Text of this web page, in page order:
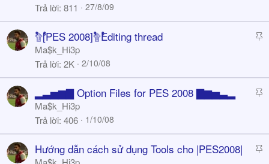
c
k
Trả lời 811 27/8/09
S
c
k
ﱢﱟﱞﱡ۩ﱡﱞﱟﱢَ[PES 2008]ﱢﱟﱞﱡ۩ﱡﱞﱟﱢَEditing thread
Ma$k_Hi3p
Trả lời 2K 2/10/08
S
c
k
▂▃▅▆▇ Option Files for PES 2008 ▇▆▅▃▂
Ma$k_Hi3p
Trả lời 406 1/10/08
S
Hướng dẫn cách sử dụng Tools cho |PES2008|